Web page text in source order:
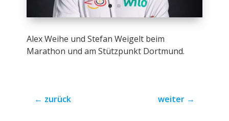
Alex Weihe und Stefan Weigelt beim
Marathon und am Stützpunkt Dortmund.
← zurück weiter →